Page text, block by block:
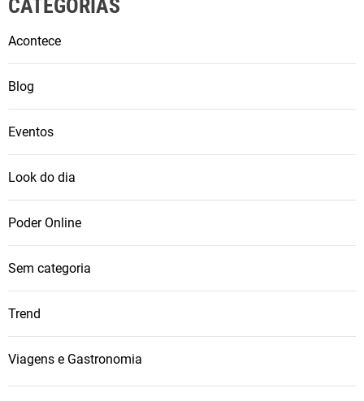
CATEGORIAS
Acontece
Blog
Eventos
Look do dia
Poder Online
Sem categoria
Trend
Viagens e Gastronomia